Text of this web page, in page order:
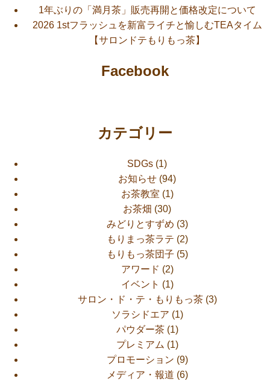
1年ぶりの「満月茶」販売再開と価格改定について
2026 1stフラッシュを新富ライチと愉しむTEAタイム
【サロンドテもりもっ茶】
Facebook
カテゴリー
SDGs (1)
お知らせ (94)
お茶教室 (1)
お茶畑 (30)
みどりとすずめ (3)
もりまっ茶ラテ (2)
もりもっ茶団子 (5)
アワード (2)
イベント (1)
サロン・ド・テ・もりもっ茶(3)
ソラシドエア (1)
パウダー茶(1)
プレミアム (1)
プロモーション (9)
メディア・報道 (6)